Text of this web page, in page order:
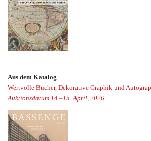
Aus dem Katalog
Wertvolle Bücher, Dekorative Graphik und
Auktionsdatum 14.–15. April, 2026